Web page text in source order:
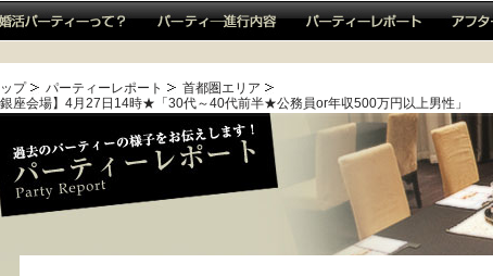
ップ パーティーレポート
首都圏エリア
銀座会場】4月27日14時★「30代～40代前半★公務員or年収500万円以上男性」